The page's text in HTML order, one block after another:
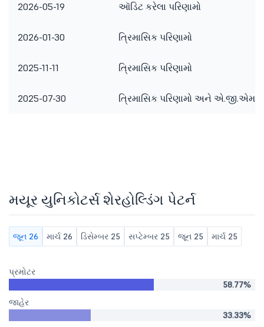
2026-05-19 ઑડિટ કરેલા પરિણામો
2026-01-30 ત્રિમાસિક પરિણામો
2025-11-11 ત્રિમાસિક પરિણામો
2025-07-30 ત્રિમાસિક પરિણામો અને એ.જી.એમ.
મયૂર યુનિકોટર્સ શેરહોલ્ડિંગ પેટર્ન
જૂન 26 માર્ચ 26 ડિસેમ્બર 25 સપ્ટેમ્બર 25 જૂન 25 માર્ચ 25
પ્રમોટર
58.77%
જાહેર
33.33%